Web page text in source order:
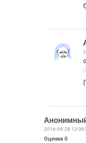
2016-06-28
Оценка 0